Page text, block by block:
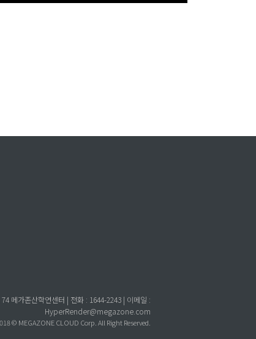
메가존산학연센터 | 전화 : 1644-2243 | 이메일 :
HyperRender@megazone.com
© MEGAZONE CLOUD Corp. All Right Reserved.